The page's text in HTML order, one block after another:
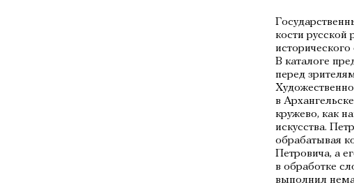
кости русской
В каталоге
перед
в
кружево, как
искусства.
обрабатывая
Петровича, а
в обработке
выполнил